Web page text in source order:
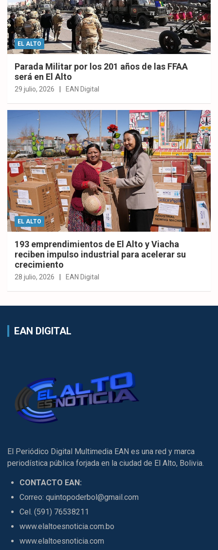
EL ALTO
Parada Militar por los 201 años de las FFAA
será en El Alto
29 julio, 2026 EAN Digital
EL ALTO
193 emprendimientos de El Alto y Viacha
reciben impulso industrial para acelerar su
crecimiento
28 julio, 2026 EAN Digital
EAN DIGITAL
El Periódico Digital Multimedia EAN es una red y marca
periodística pública forjada en la ciudad de El Alto, Bolivia.
CONTACTO EAN:
Correo: quintopoderbol@gmail.com
Cel. (591) 76538211
www.elaltoesnoticia.com.bo
www.elaltoesnoticia.com